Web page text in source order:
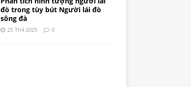
đò trong tùy bút Người lái đò
sông đà
25 Th4 2025 0